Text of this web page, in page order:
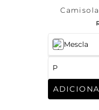
Mescla
P